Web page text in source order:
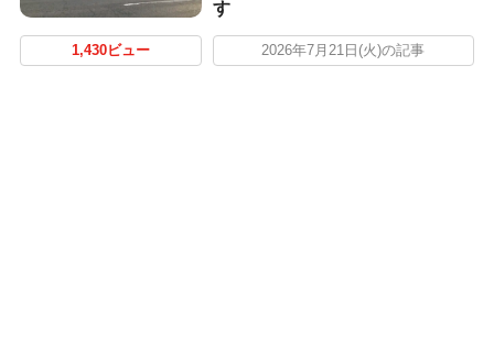
す
1,430ビュー 2026年7月21日(火)の記事